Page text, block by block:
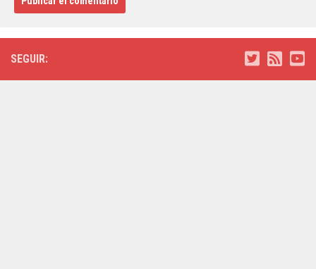
SEGUIR: